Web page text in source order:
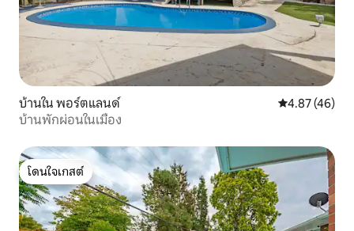
บ้านใน พอร์ตแลนด์ คะแนนเฉลี่ย
4.87 (46)
บ้านพักผ่อนในเมือง
โดนใจเกสต์
โดนใจเกสต์